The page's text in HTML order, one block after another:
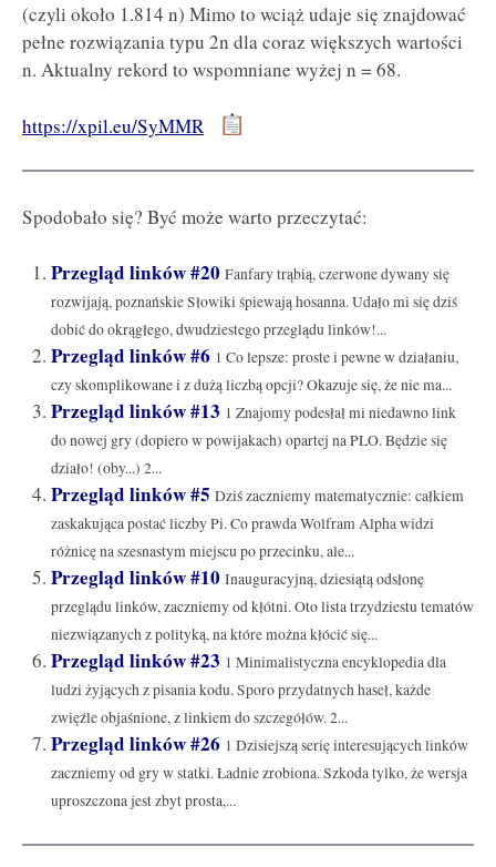
(czyli około 1.814 n) Mimo to wciąż udaje się znajdować
pełne rozwiązania typu 2n dla coraz większych wartości
n. Aktualny rekord to wspomniane wyżej n = 68.
https://xpil.eu/SyMMR
Spodobało się? Być może warto przeczytać:
Przegląd linków #20 Fanfary trąbią, czerwone dywany się
rozwijają, poznańskie Słowiki śpiewają hosanna. Udało mi się dziś
dobić do okrągłego, dwudziestego przeglądu linków!...
Przegląd linków #6 1 Co lepsze: proste i pewne w działaniu,
czy skomplikowane i z dużą liczbą opcji? Okazuje się, że nie ma...
Przegląd linków #13 1 Znajomy podesłał mi niedawno link
do nowej gry (dopiero w powijakach) opartej na PLO. Będzie się
działo! (oby...) 2...
Przegląd linków #5 Dziś zaczniemy matematycznie: całkiem
zaskakująca postać liczby Pi. Co prawda Wolfram Alpha widzi
różnicę na szesnastym miejscu po przecinku, ale...
Przegląd linków #10 Inauguracyjną, dziesiątą odsłonę
przeglądu linków, zaczniemy od kłótni. Oto lista trzydziestu tematów
niezwiązanych z polityką, na które można kłócić się...
Przegląd linków #23 1 Minimalistyczna encyklopedia dla
ludzi żyjących z pisania kodu. Sporo przydatnych haseł, każde
zwięźle objaśnione, z linkiem do szczegółów. 2...
Przegląd linków #26 1 Dzisiejszą serię interesujących linków
zaczniemy od gry w statki. Ładnie zrobiona. Szkoda tylko, że wersja
uproszczona jest zbyt prosta,...